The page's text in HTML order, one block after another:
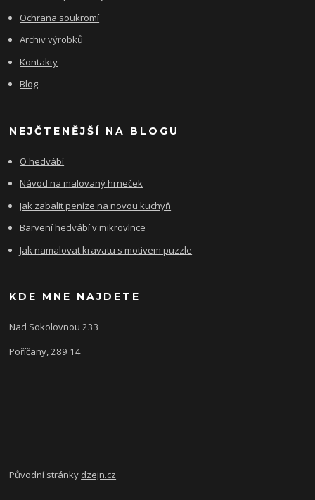
Ochrana soukromí
Archiv výrobků
Kontakty
Blog
NEJČTENĚJŠÍ NA BLOGU
O hedvábí
Návod na malovaný hrneček
Jak zabalit peníze na novou kuchyň
Barvení hedvábí v mikrovlnce
Jak namalovat kravatu s motivem puzzle
KDE MNE NAJDETE
Nad Sokolovnou 233
Poříčany, 289 14
Původní stránky dzejn.cz